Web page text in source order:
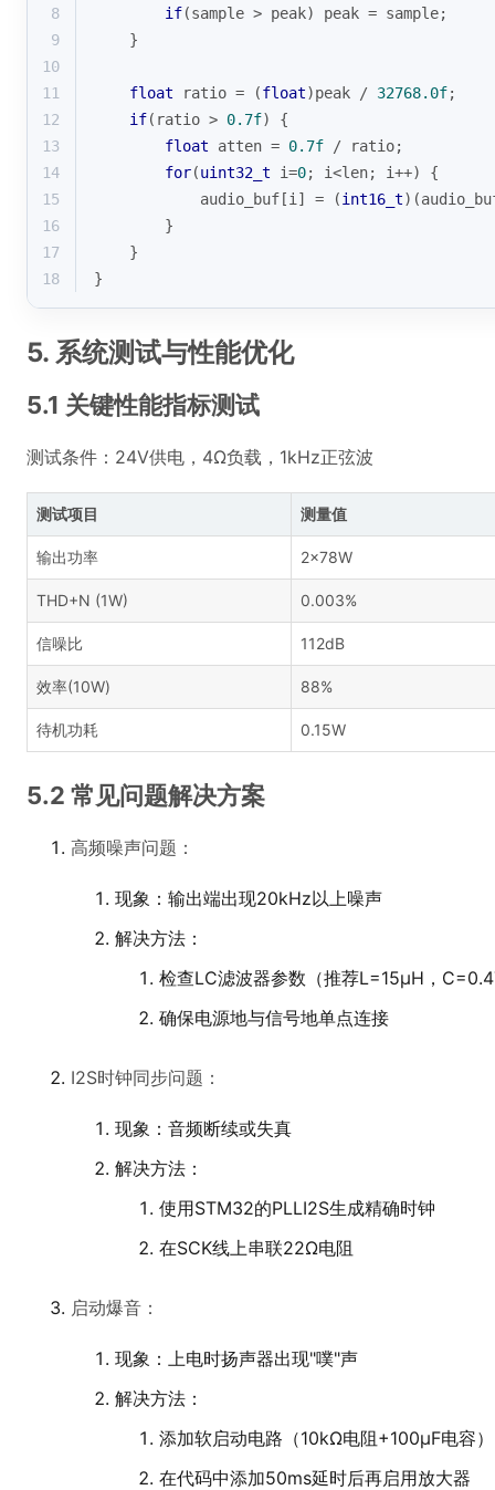
8 if(sample > peak) peak = sample;
9
    }
10
11
float ratio = (float)peak / 32768.0f;
12
if(ratio > 0.7f) {
13
float atten = 0.7f / ratio;
14
for(uint32_t i=0; i<len; i++) {
15
            audio_buf[i] = (
int16_t
16
        }
17
    }
18
}
5. 系统测试与性能优化
5.1 关键性能指标测试
测试条件：24V供电，4Ω负载，1kHz正弦波
测试项目 测量值
输出功率 2×78W
THD+N (1W) 0.003%
信噪比 112dB
效率(10W) 88%
待机功耗 0.15W
5.2 常见问题解决方案
高频噪声问题：
现象：输出端出现20kHz以上噪声
解决方法：
检查LC滤波器参数（推荐L=15μH，
确保电源地与信号地单点连接
I2S时钟同步问题：
现象：音频断续或失真
解决方法：
使用STM32的PLLI2S生成精确时钟
在SCK线上串联22Ω电阻
启动爆音：
现象：上电时扬声器出现"噗"声
解决方法：
添加软启动电路（10kΩ电阻+100μF电容）
在代码中添加50ms延时后再启用放大器